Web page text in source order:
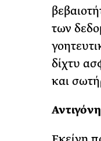
των
δίχτυ
και
Αντιγόνη